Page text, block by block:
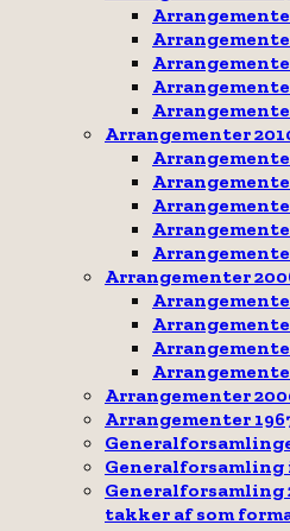
Arrangementer
Arrangementer
Arrangementer
Arrangementer
Generalforsamling
Generalforsamling
takker af som